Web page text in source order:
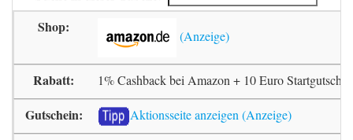
1% Cashback bei Amazon + 10 Euro
Aktionsseite anzeigen